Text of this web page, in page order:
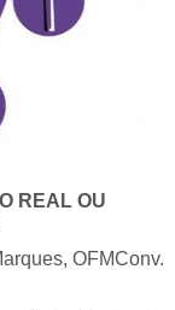
REAL OU
OFMConv.